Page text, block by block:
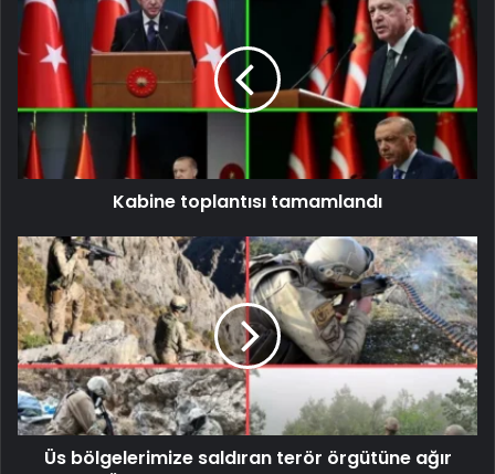
Kabine toplantısı tamamlandı
Üs bölgelerimize saldıran terör örgütüne ağır